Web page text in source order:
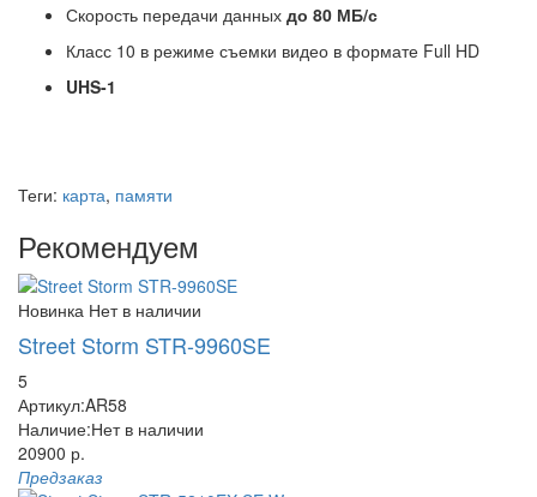
Скорость передачи данных до 80 МБ/с
Класс 10 в режиме съемки видео в формате Full HD
UHS-1
Теги: карта, памяти
Рекомендуем
Новинка Нет в наличии
Street Storm STR-9960SE
5
Артикул:AR58
Наличие:Нет в наличии
20900 р.
Предзаказ